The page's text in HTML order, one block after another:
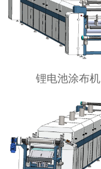
锂电池涂布机